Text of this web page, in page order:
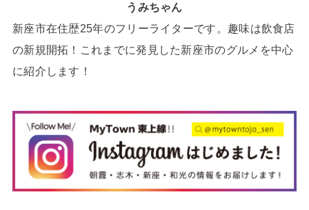
うみちゃん
新座市在住歴25年のフリーライターです。趣味は飲食店
の新規開拓！これまでに発見した新座市のグルメを中心
に紹介します！